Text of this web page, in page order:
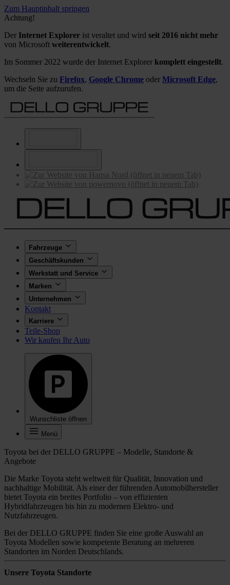
Zum Hauptinhalt springen
Achtung!
Der Internet Explorer ist veraltet und wird seit 2016 nicht mehr
von Microsoft weiterentwickelt.
Im Sommer 2022 wurde der Internet Explorer komplett eingestellt.
Wechseln Sie zu Firefox, Google Chrome oder Microsoft Edge,
um die Seite aufzurufen.
Fahrzeuge
Geschäftskunden
Werkstatt und Service
Marken
Unternehmen
Kontakt
Karriere
Teile-Shop
Wir kaufen Ihr Auto
Wunschliste öffnen
Menü
Toyota bei der DELLO GRUPPE – Modelle, Standorte &
Angebote
Die Marke Toyota steht weltweit für Qualität, Innovation und
nachhaltige Mobilität. Als einer der führenden Automobilhersteller
bietet Toyota ein breites Portfolio – von effizienten
Hybridfahrzeugen bis hin zu modernen Elektro- und
Nutzfahrzeugen.
Bei der DELLO GRUPPE finden Sie eine große Auswahl an
Toyota Modellen sowie kompetente Beratung an mehreren
Standorten im Norden Deutschlands.
Unsere Toyota Standorte